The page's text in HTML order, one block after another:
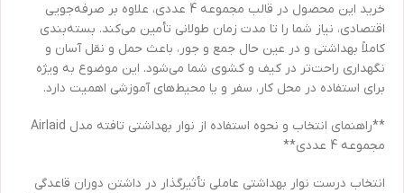
خرید این محصول در قالب مجموعه 4 عددی، علاوه بر صرفه‌جویی
اقتصادی، نیاز شما را تا مدت زمان طولانی تأمین می‌کند. بسته‌بندی
کاملاً بهداشتی و در عین حال جمع و جور، باعث حمل و نقل آسان و
نگهداری راحت‌تر در کیف و کشوی شما می‌شود. این موضوع به ویژه
برای استفاده در محل کار، سفر و یا محیط‌های آموزشی اهمیت دارد.
**راهنمای انتخاب و نحوه استفاده از نوار بهداشتی تافته مدل Airlaid
مجموعه 4 عددی**
انتخاب درست نوار بهداشتی عاملی تأثیرگذار در داشتن دوران قاعدگی